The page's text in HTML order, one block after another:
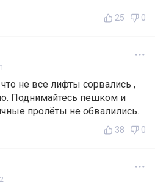
25 0
не все лифты сорвались ,
Поднимайтесь пешком и
пролёты не обвалились.
38 0